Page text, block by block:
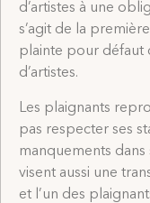
d’artistes à une
s’agit de la
plainte pour défaut
d’artistes.
Les plaignants
pas respecter ses
manquements dans
visent aussi une
et l’un des